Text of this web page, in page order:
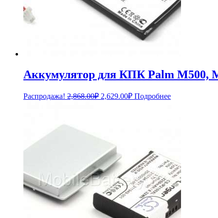
Аккумулятор для КПК Palm M500,
Распродажа! 2,868.00₽ Первоначальная
2,629.00₽Текущая
Подробнее